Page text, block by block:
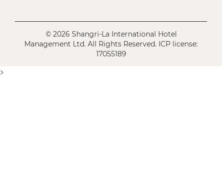
© 2026 Shangri-La International Hotel
Management Ltd. All Rights Reserved. ICP license:
17055189
>